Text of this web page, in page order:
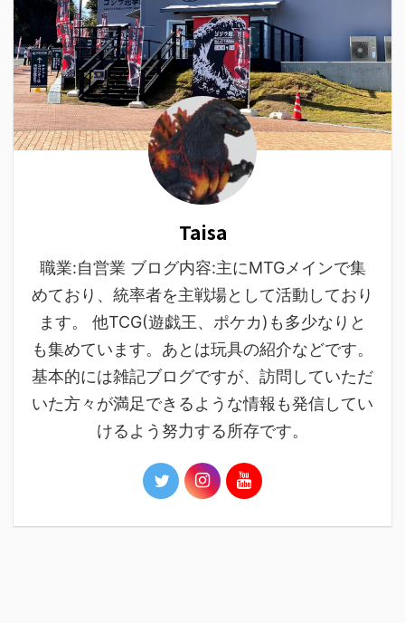
Taisa
職業:自営業 ブログ内容:主にMTGメインで集
めており、統率者を主戦場として活動しており
ます。 他TCG(遊戯王、ポケカ)も多少なりと
も集めています。あとは玩具の紹介などです。
基本的には雑記ブログですが、訪問していただ
いた方々が満足できるような情報も発信してい
けるよう努力する所存です。